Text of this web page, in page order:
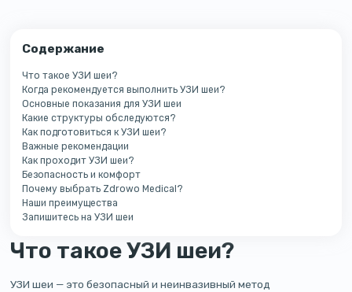
Что такое УЗИ шеи?
УЗИ шеи — это безопасный и неинвазивный метод
Содержание
Что такое УЗИ шеи?
Когда рекомендуется выполнить УЗИ шеи?
Основные показания для УЗИ шеи
Какие структуры обследуются?
Как подготовиться к УЗИ шеи?
Важные рекомендации
Как проходит УЗИ шеи?
Безопасность и комфорт
Почему выбрать Zdrowo Medical?
Наши преимущества
Запишитесь на УЗИ шеи